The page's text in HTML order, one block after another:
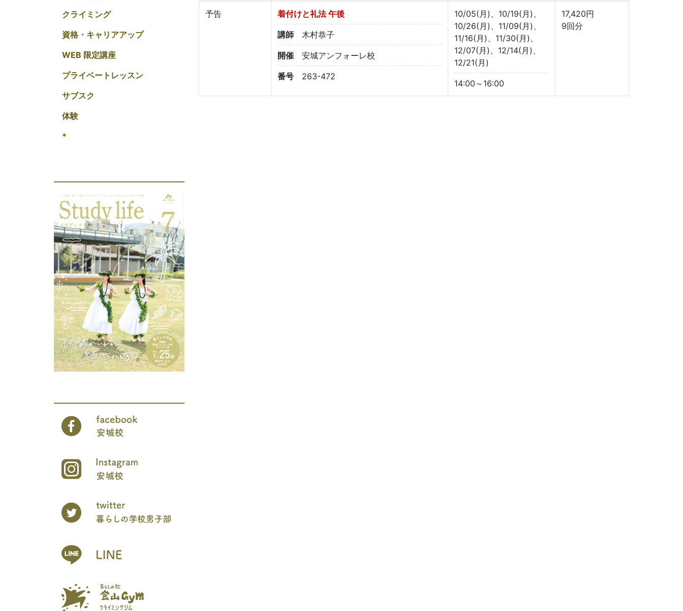
クライミング
資格・キャリアアップ
WEB 限定講座
プライベートレッスン
サブスク
体験
*
予告 着付けと礼法 午後
講師 木村恭子
開催 安城アンフォーレ校
番号 263-472
10/05(月)、10/19(月)、
10/26(月)、11/09(月)、
11/16(月)、11/30(月)、
12/07(月)、12/14(月)、
12/21(月)
14:00～16:00
17,420円
9回分